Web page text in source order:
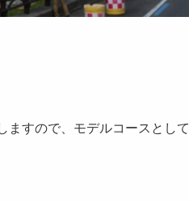
ますので、モデルコースとして